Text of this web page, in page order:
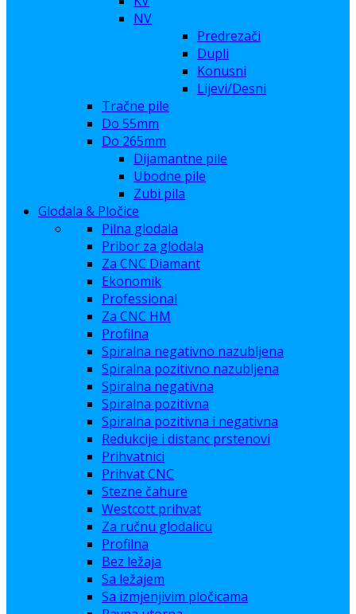
NV
Predrezači
Dupli
Konusni
Lijevi/Desni
Tračne pile
Do 55mm
Do 265mm
Dijamantne pile
Ubodne pile
Zubi pila
Glodala & Pločice
Pilna glodala
Pribor za glodala
Za CNC Diamant
Ekonomik
Professional
Za CNC HM
Profilna
Spiralna negativno nazubljena
Spiralna pozitivno nazubljena
Spiralna negativna
Spiralna pozitivna
Spiralna pozitivna i negativna
Redukcije i distanc prstenovi
Prihvatnici
Prihvat CNC
Stezne čahure
Westcott prihvat
Za ručnu glodalicu
Profilna
Bez ležaja
Sa ležajem
Sa izmjenjivim pločicama